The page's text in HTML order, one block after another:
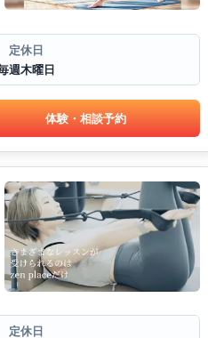
定休日
週木曜日
体験・相談予約
定休日